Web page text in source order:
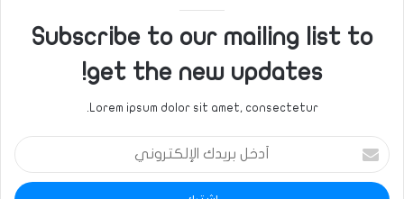
Subscribe to our mailing list to
get the new updates!
Lorem ipsum dolor sit amet, consectetur.
أدخل
بريدك
الإلكتروني